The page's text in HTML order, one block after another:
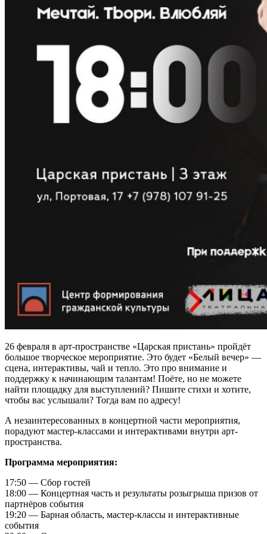
26 февраля в арт-пространстве «Царская пристань» пройдёт
большое творческое мероприятие. Это будет «Белый вечер» —
сцена, интерактивы, чай и тепло. Это про внимание и
поддержку к начинающим талантам! Поёте, но не можете
найти площадку для выступлений? Пишите стихи и хотите,
чтобы вас услышали? Тогда вам по адресу!
А незаинтересованных в концертной части мероприятия,
порадуют мастер-классами и интерактивами внутри арт-
пространства.
Программа мероприятия:
17:50 — Сбор гостей
18:00 — Концертная часть и результаты розыгрыша призов от
партнёров события
19:20 — Барная область, мастер-классы и интерактивные
события